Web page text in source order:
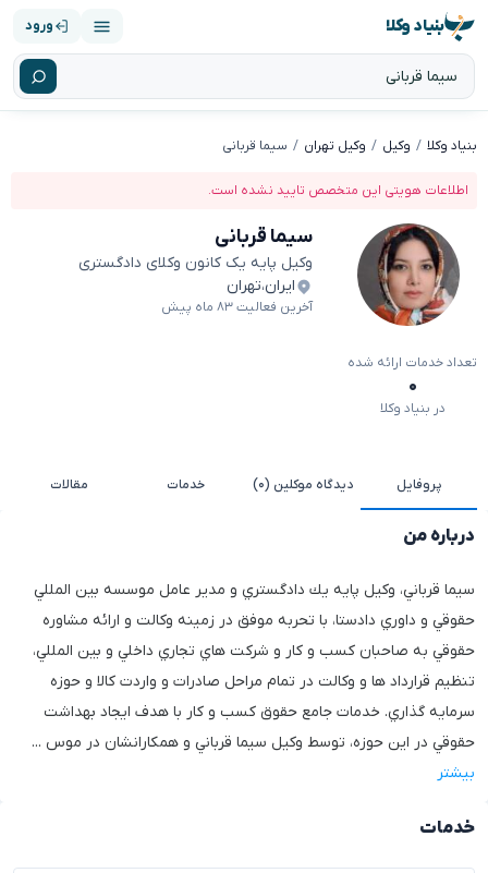
بنیاد وکلا ورود
بنیاد وکلا وکیل وکیل تهران سیما قربانی
اطلاعات هویتی این متخصص تایید نشده است.
سیما قربانی
وکیل پایه یک کانون وکلای دادگستری
ایران،تهران
آخرین فعالیت ۸۳ ماه پیش
تعداد خدمات ارائه شده
۰
در بنیاد وکلا
پروفایل دیدگاه موکلین (۰) خدمات مقالات
درباره من
سيما قرباني، وكيل پايه يك دادگستري و مدير عامل موسسه بين المللي
حقوقي و داوري دادستا، با تحربه موفق در زمينه وكالت و ارائه مشاوره
حقوقي به صاحبان كسب و كار و شركت هاي تجاري داخلي و بين المللي،
تنظيم قرارداد ها و وكالت در تمام مراحل صادرات و واردت كالا و حوزه
سرمايه گذاري. خدمات جامع حقوق كسب و كار با هدف ايجاد بهداشت
حقوقي در اين حوزه، توسط وكيل سيما قرباني و همكارانشان در موس ...
بیشتر
خدمات